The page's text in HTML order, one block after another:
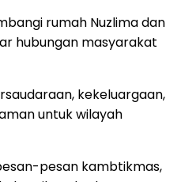
rumah Nuzlima dan
hubungan masyarakat
kekeluargaan,
untuk wilayah
pesan kambtikmas,